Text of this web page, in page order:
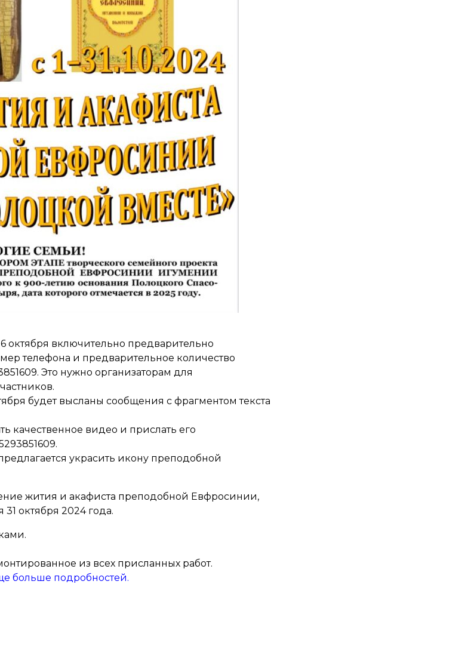
октября включительно предварительно
телефона и предварительное количество
Это нужно организаторам для
будет высланы сообщения с фрагментом текста
качественное видео и прислать его
украсить икону преподобной
жития и акафиста преподобной Евфросинии,
октября 2024 года.
из всех присланных работ.
больше подробностей.